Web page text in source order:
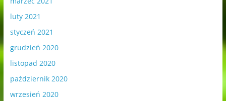
luty 2021
styczeń 2021
grudzień 2020
listopad 2020
październik 2020
wrzesień 2020